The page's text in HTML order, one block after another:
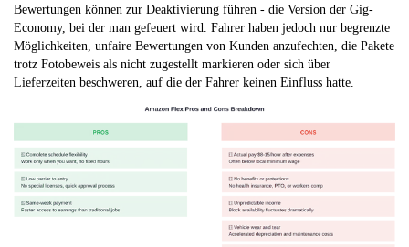
Bewertungen können zur Deaktivierung führen - die Version der Gig-
Economy, bei der man gefeuert wird. Fahrer haben jedoch nur begrenzte
Möglichkeiten, unfaire Bewertungen von Kunden anzufechten, die Pakete
trotz Fotobeweis als nicht zugestellt markieren oder sich über
Lieferzeiten beschweren, auf die der Fahrer keinen Einfluss hatte.